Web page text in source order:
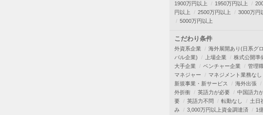
1900万円以上
1950万円以上
円以上
2500万円以上
3000万円
5000万円以上
こだわり条件
外資系企業
海外展開あり(日系グ
バル企業)
上場企業
株式公開準
大手企業
ベンチャー企業
管理
マネジャー
マネジメント業務なし
新規事業・新サービス
海外出張
外折衝
英語力が必要
中国語力
要
英語力不問 転勤なし
土日
み
3,000万円以上資金調達済
1